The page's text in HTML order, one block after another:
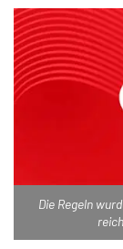
Die Regeln